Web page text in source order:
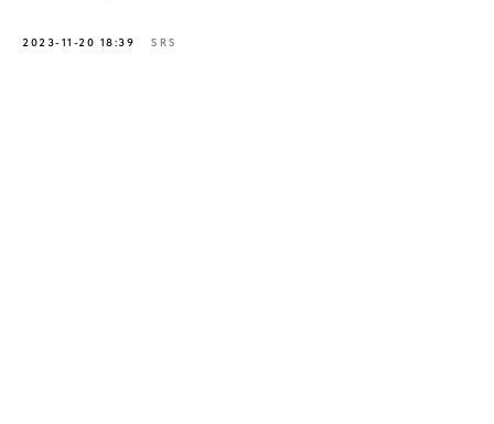
2023-11-20 18:39 SRS